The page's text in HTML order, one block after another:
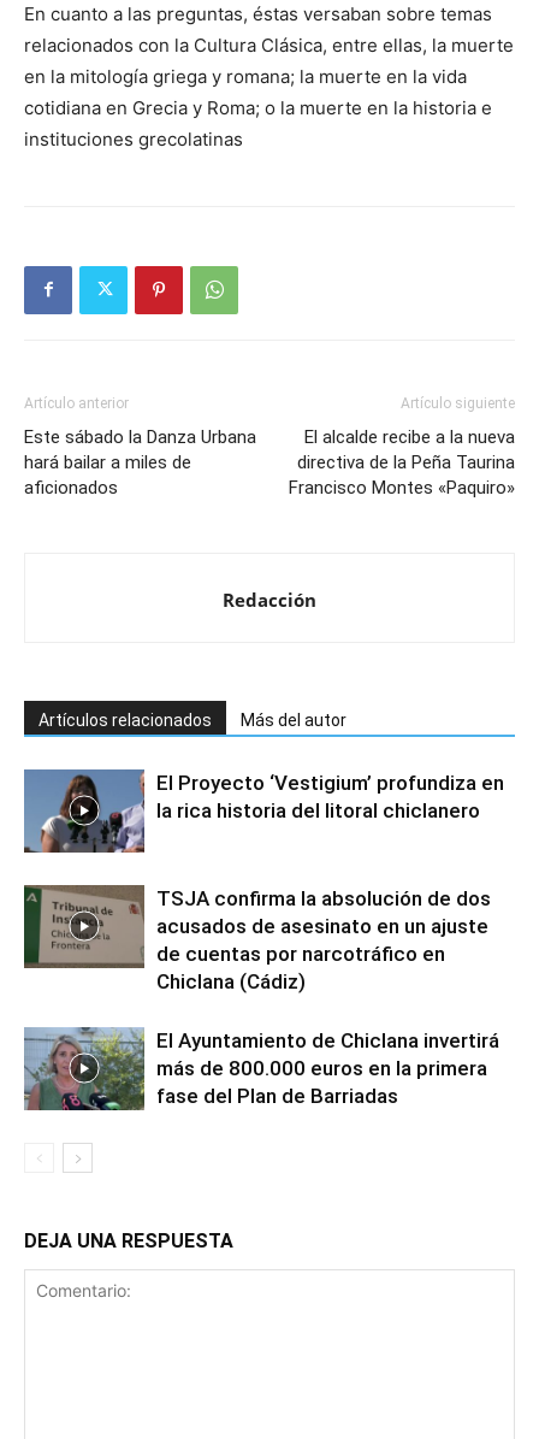
En cuanto a las preguntas, éstas versaban sobre temas
relacionados con la Cultura Clásica, entre ellas, la muerte
en la mitología griega y romana; la muerte en la vida
cotidiana en Grecia y Roma; o la muerte en la historia e
instituciones grecolatinas
Artículo anterior
Este sábado la Danza Urbana
hará bailar a miles de
aficionados
Artículo siguiente
El alcalde recibe a la nueva
directiva de la Peña Taurina
Francisco Montes «Paquiro»
Redacción
Artículos relacionados Más del autor
El Proyecto ‘Vestigium’ profundiza en
la rica historia del litoral chiclanero
TSJA confirma la absolución de dos
acusados de asesinato en un ajuste
de cuentas por narcotráfico en
Chiclana (Cádiz)
El Ayuntamiento de Chiclana invertirá
más de 800.000 euros en la primera
fase del Plan de Barriadas
DEJA UNA RESPUESTA